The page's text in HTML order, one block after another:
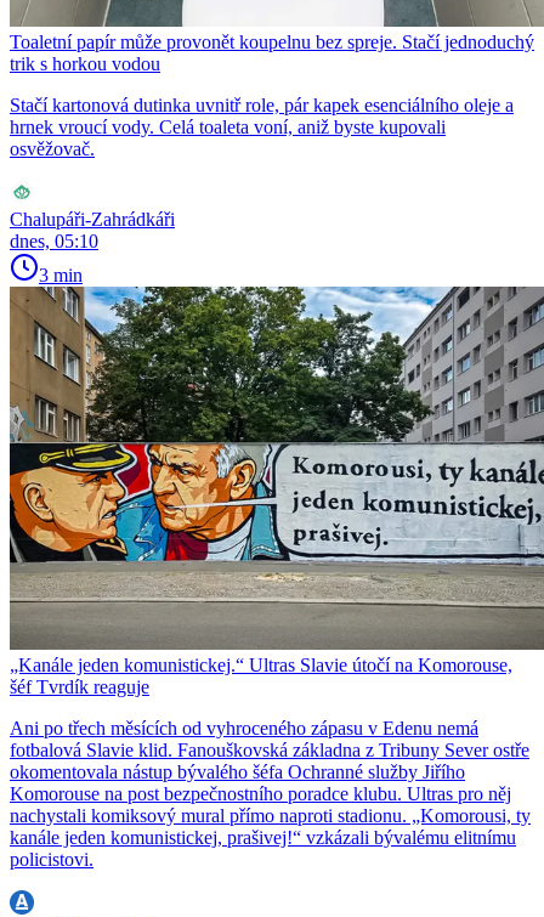
Toaletní papír může provonět koupelnu bez spreje. Stačí jednoduchý
trik s horkou vodou
Stačí kartonová dutinka uvnitř role, pár kapek esenciálního oleje a
hrnek vroucí vody. Celá toaleta voní, aniž byste kupovali
osvěžovač.
Chalupáři-Zahrádkáři
dnes, 05:10
3 min
„Kanále jeden komunistickej.“ Ultras Slavie útočí na Komorouse,
šéf Tvrdík reaguje
Ani po třech měsících od vyhroceného zápasu v Edenu nemá
fotbalová Slavie klid. Fanouškovská základna z Tribuny Sever ostře
okomentovala nástup bývalého šéfa Ochranné služby Jiřího
Komorouse na post bezpečnostního poradce klubu. Ultras pro něj
nachystali komiksový mural přímo naproti stadionu. „Komorousi, ty
kanále jeden komunistickej, prašivej!“ vzkázali bývalému elitnímu
policistovi.